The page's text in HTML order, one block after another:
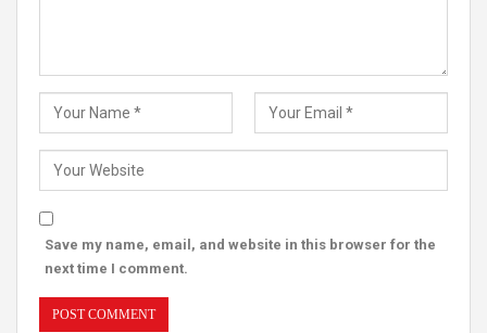
Save my name, email, and website in this browser for the
next time I comment.